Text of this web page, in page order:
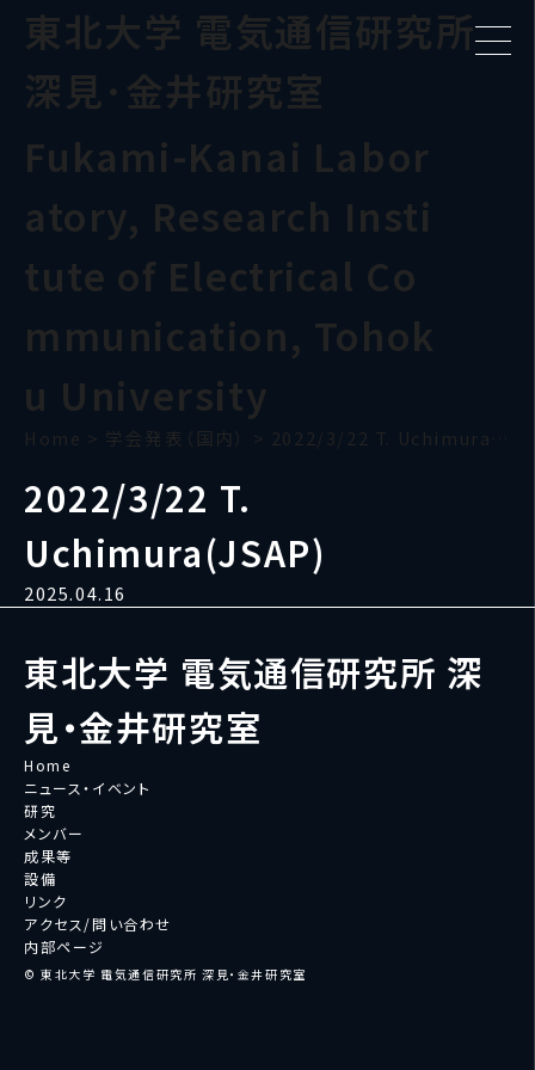
東北大学 電気通信研究所
深見･金井研究室
Fukami-Kanai Labor
atory, Research Insti
tute of Electrical Co
mmunication, Tohok
u University
Home > 学会発表（国内） > 2022/3/22 T. Uchimura(JSAP)
2022/3/22 T.
Uchimura(JSAP)
2025.04.16
東北大学 電気通信研究所 深
見・金井研究室
Home
ニュース・イベント
研究
メンバー
成果等
設備
リンク
アクセス/問い合わせ
内部ページ
© 東北大学 電気通信研究所 深見・金井研究室